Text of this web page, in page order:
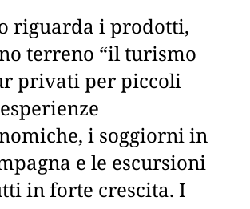
riguarda i prodotti,
terreno “il turismo
privati per piccoli
i soggiorni in
e le escursioni
in forte crescita. I